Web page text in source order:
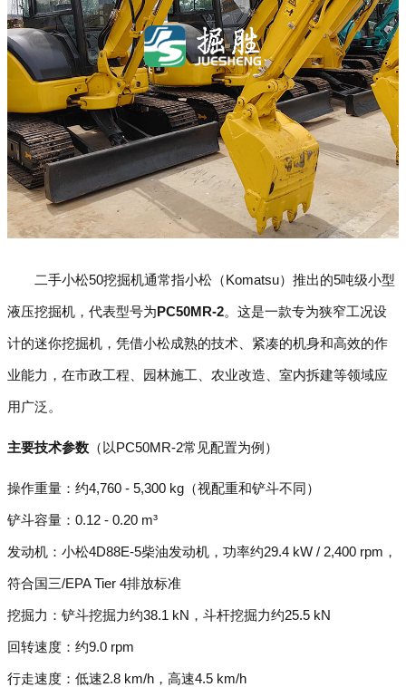
二手小松50挖掘机通常指小松（Komatsu）推出的5吨级小型
液压挖掘机，代表型号为PC50MR-2。这是一款专为狭窄工况设
计的迷你挖掘机，凭借小松成熟的技术、紧凑的机身和高效的作
业能力，在市政工程、园林施工、农业改造、室内拆建等领域应
用广泛。
主要技术参数 （以PC50MR-2常见配置为例）
操作重量：约4,760 - 5,300 kg（视配重和铲斗不同）
铲斗容量：0.12 - 0.20 m³
发动机：小松4D88E-5柴油发动机，功率约29.4 kW / 2,400 rpm，
符合国三/EPA Tier 4排放标准
挖掘力：铲斗挖掘力约38.1 kN，斗杆挖掘力约25.5 kN
回转速度：约9.0 rpm
行走速度：低速2.8 km/h，高速4.5 km/h